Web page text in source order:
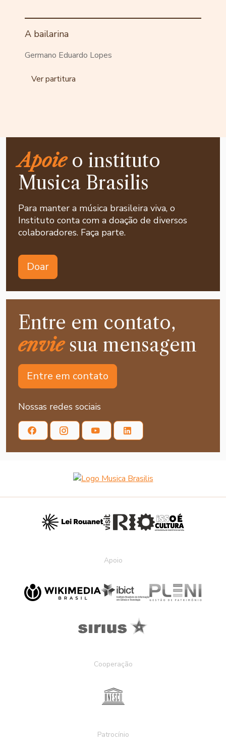
A bailarina
Germano Eduardo Lopes
Ver partitura
Apoieo instituto
Musica Brasilis
Para manter a música brasileira viva, o
Instituto conta com a doação de diversos
colaboradores. Faça parte.
Doar
Entre em contato,
enviesua mensagem
Entre em contato
Nossas redes sociais
Apoio
Cooperação
Patrocínio